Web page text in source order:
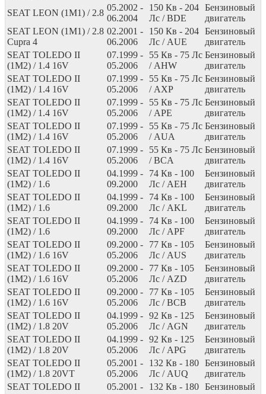
SEAT LEON (1M1) / 2.8
05.2002 -
06.2004
150 Кв - 204
Лс / BDE
Бензиновый
двигатель
SEAT LEON (1M1) / 2.8
Cupra 4
02.2001 -
06.2006
150 Кв - 204
Лс / AUE
Бензиновый
двигатель
SEAT TOLEDO II
(1M2) / 1.4 16V
07.1999 -
05.2006
55 Кв - 75 Лс
/ AHW
Бензиновый
двигатель
SEAT TOLEDO II
(1M2) / 1.4 16V
07.1999 -
05.2006
55 Кв - 75 Лс
/ AXP
Бензиновый
двигатель
SEAT TOLEDO II
(1M2) / 1.4 16V
07.1999 -
05.2006
55 Кв - 75 Лс
/ APE
Бензиновый
двигатель
SEAT TOLEDO II
(1M2) / 1.4 16V
07.1999 -
05.2006
55 Кв - 75 Лс
/ AUA
Бензиновый
двигатель
SEAT TOLEDO II
(1M2) / 1.4 16V
07.1999 -
05.2006
55 Кв - 75 Лс
/ BCA
Бензиновый
двигатель
SEAT TOLEDO II
(1M2) / 1.6
04.1999 -
09.2000
74 Кв - 100
Лс / AEH
Бензиновый
двигатель
SEAT TOLEDO II
(1M2) / 1.6
04.1999 -
09.2000
74 Кв - 100
Лс / AKL
Бензиновый
двигатель
SEAT TOLEDO II
(1M2) / 1.6
04.1999 -
09.2000
74 Кв - 100
Лс / APF
Бензиновый
двигатель
SEAT TOLEDO II
(1M2) / 1.6 16V
09.2000 -
05.2006
77 Кв - 105
Лс / AUS
Бензиновый
двигатель
SEAT TOLEDO II
(1M2) / 1.6 16V
09.2000 -
05.2006
77 Кв - 105
Лс / AZD
Бензиновый
двигатель
SEAT TOLEDO II
(1M2) / 1.6 16V
09.2000 -
05.2006
77 Кв - 105
Лс / BCB
Бензиновый
двигатель
SEAT TOLEDO II
(1M2) / 1.8 20V
04.1999 -
05.2006
92 Кв - 125
Лс / AGN
Бензиновый
двигатель
SEAT TOLEDO II
(1M2) / 1.8 20V
04.1999 -
05.2006
92 Кв - 125
Лс / APG
Бензиновый
двигатель
SEAT TOLEDO II
(1M2) / 1.8 20VT
05.2001 -
05.2006
132 Кв - 180
Лс / AUQ
Бензиновый
двигатель
SEAT TOLEDO II
05.2001 -
132 Кв - 180 Бензиновый